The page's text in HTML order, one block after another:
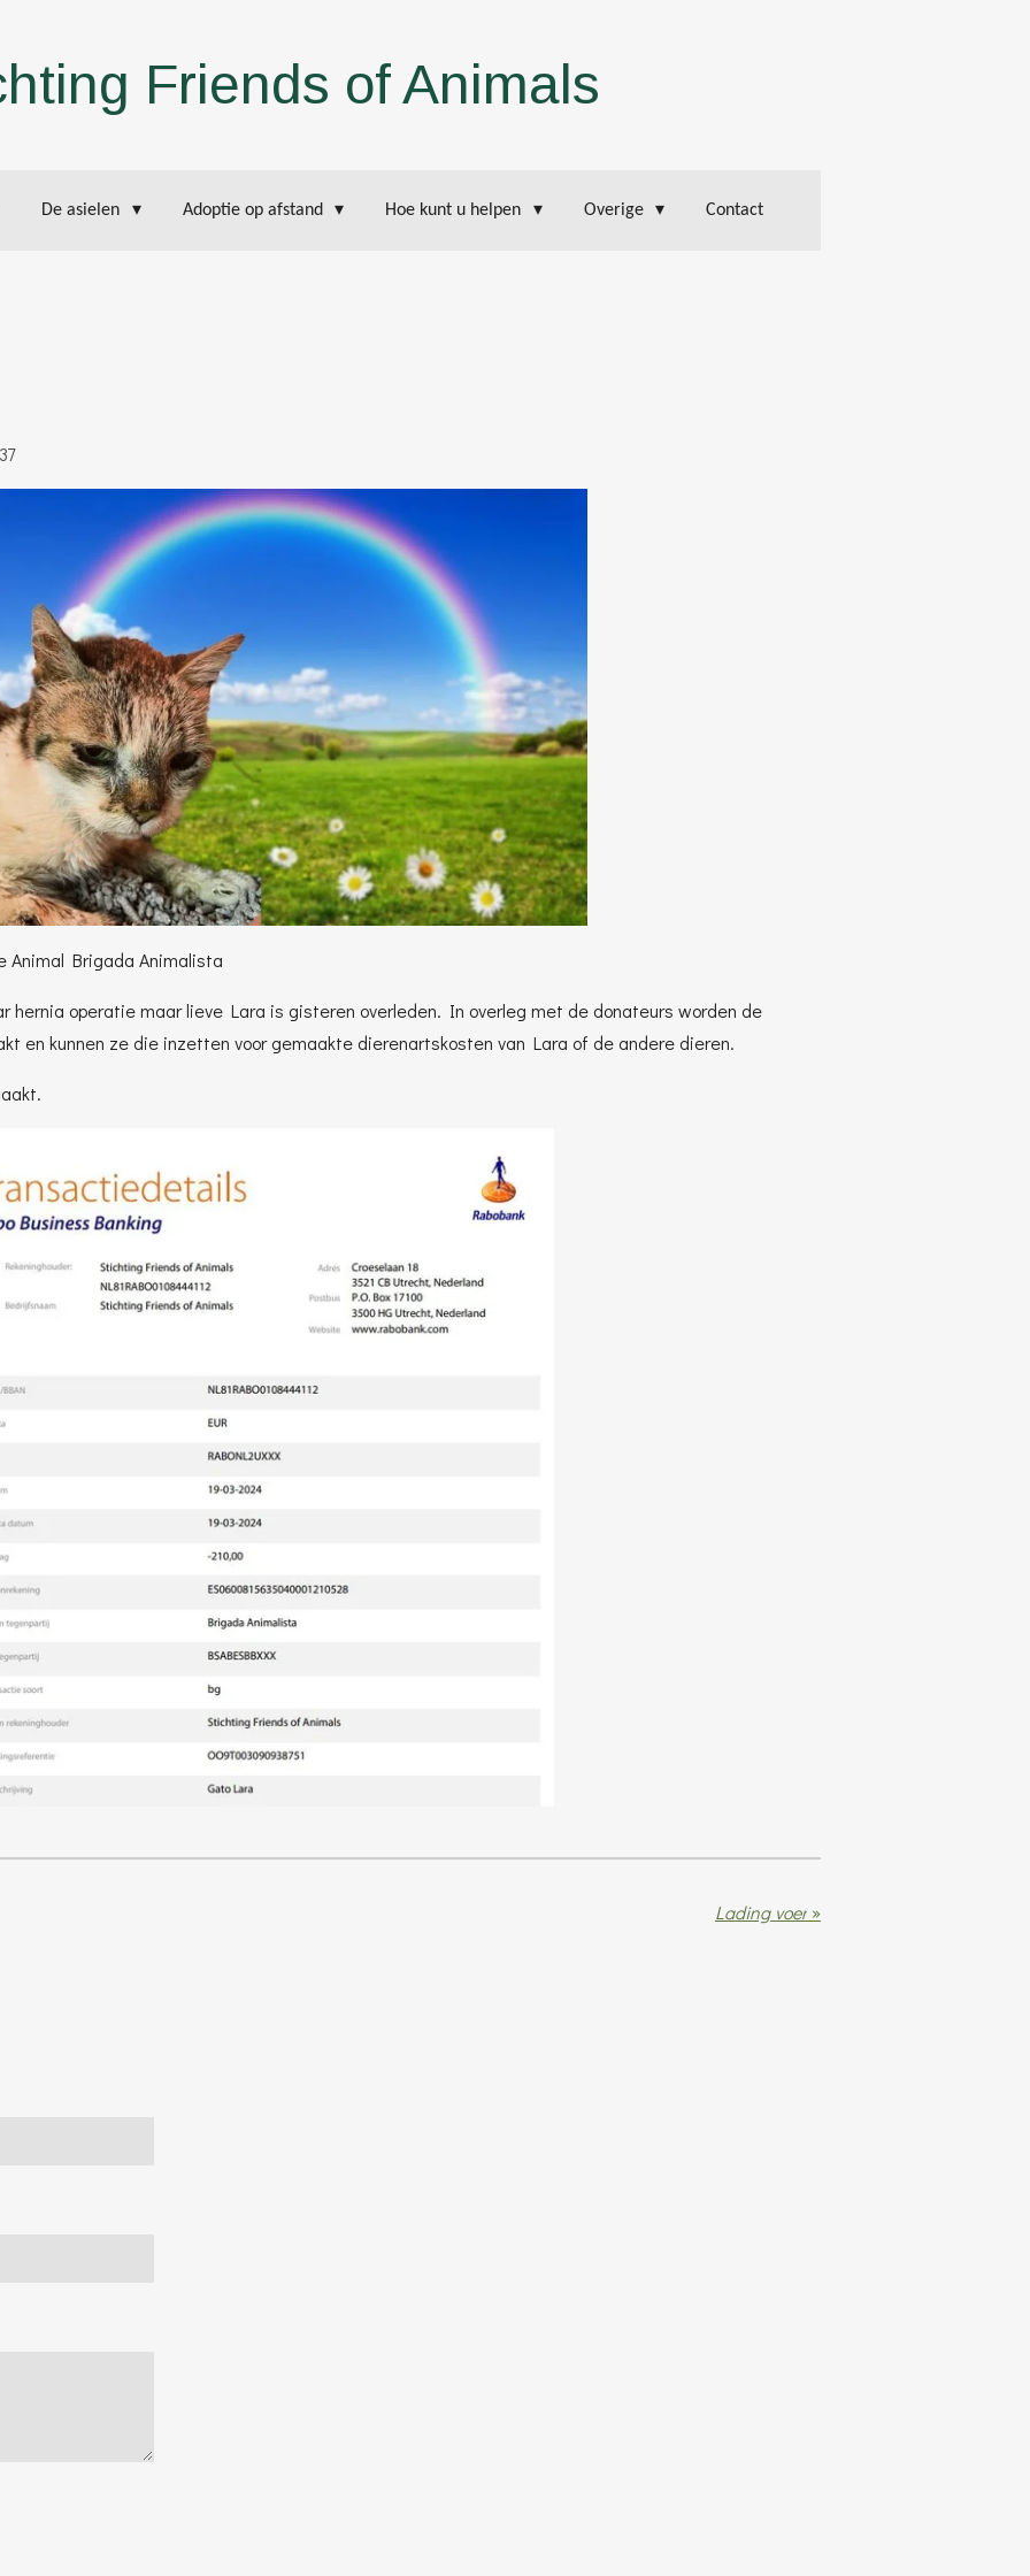
Friends of Animals
De asielen Adoptie op afstand Hoe kunt u helpen Overige Contact
Animal Brigada Animalista
hernia operatie maar lieve Lara is gisteren overleden. In overleg met de donateurs worden de
en kunnen ze die inzetten voor gemaakte dierenartskosten van Lara of de andere dieren.
Lading voer »